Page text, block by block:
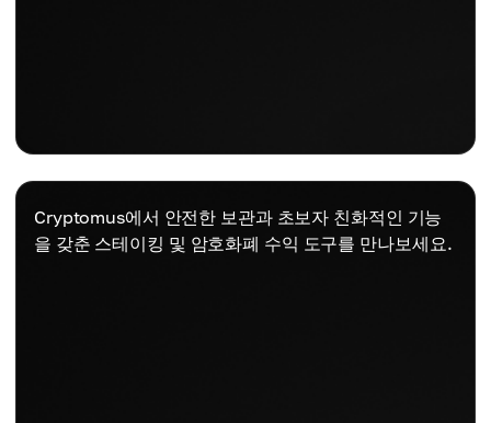
Cryptomus에서 안전한 보관과 초보자 친화적인 기능
을 갖춘 스테이킹 및 암호화폐 수익 도구를 만나보세요.